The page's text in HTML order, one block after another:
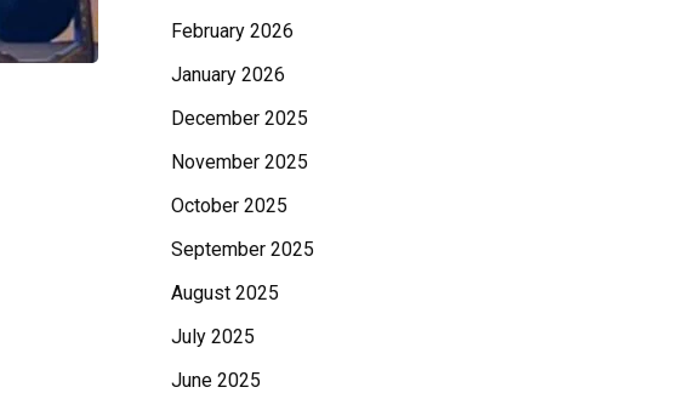
February 2026
January 2026
December 2025
November 2025
October 2025
September 2025
August 2025
July 2025
June 2025